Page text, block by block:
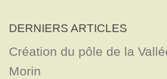
DERNIERS ARTICLES
Création du pôle de la
Morin